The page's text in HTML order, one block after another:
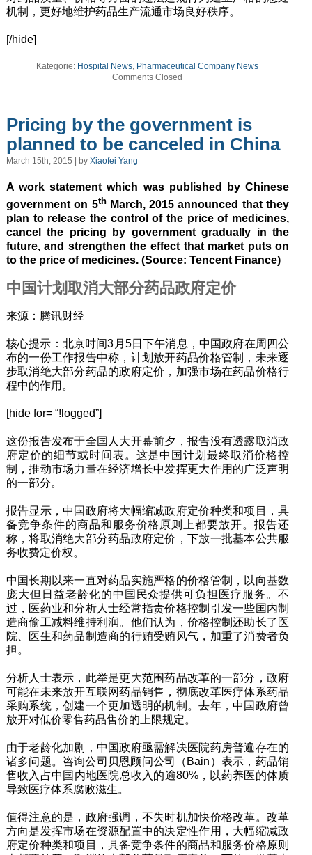
机制，更好地维护药品生产流通市场良好秩序。
[/hide]
Kategorie: Hospital News, Pharmaceutical Company News
Comments Closed
Pricing by the government is
planned to be canceled in China
March 15th, 2015 | by Xiaofei Yang
A work statement which was published by Chinese
government on 5thMarch, 2015 announced that they
plan to release the control of the price of medicines,
cancel the pricing by government gradually in the
future, and strengthen the effect that market puts on
to the price of medicines. (Source: Tencent Finance)
中国计划取消大部分药品政府定价
来源：腾讯财经
核心提示：北京时间3月5日下午消息，中国政府在周四公
布的一份工作报告中称，计划放开药品价格管制，未来逐
步取消绝大部分药品的政府定价，加强市场在药品价格行
程中的作用。
[hide for= “!logged”]
这份报告发布于全国人大开幕前夕，报告没有透露取消政
府定价的细节或时间表。这是中国计划最终取消价格控
制，推动市场力量在经济增长中发挥更大作用的广泛声明
的一部分。
报告显示，中国政府将大幅缩减政府定价种类和项目，具
备竞争条件的商品和服务价格原则上都要放开。报告还
称，将取消绝大部分药品政府定价，下放一批基本公共服
务收费定价权。
中国长期以来一直对药品实施严格的价格管制，以向基数
庞大但日益老龄化的中国民众提供可负担医疗服务。不
过，医药业和分析人士经常指责价格控制引发一些国内制
造商偷工减料维持利润。他们认为，价格控制还助长了医
院、医生和药品制造商的行贿受贿风气，加重了消费者负
担。
分析人士表示，此举是更大范围药品改革的一部分，政府
可能在未来放开互联网药品销售，彻底改革医疗体系药品
采购系统，创建一个更加透明的机制。去年，中国政府曾
放开对低价零售药品售价的上限规定。
由于老龄化加剧，中国政府亟需解决医院药房普遍存在的
诸多问题。咨询公司贝恩顾问公司（Bain）表示，药品销
售收入占中国内地医院总收入的逾80%，以药养医的体质
导致医疗体系腐败滋生。
值得注意的是，政府强调，不失时机加快价格改革。改革
方向是发挥市场在资源配置中的决定性作用，大幅缩减政
府定价种类和项目，具备竞争条件的商品和服务价格原则